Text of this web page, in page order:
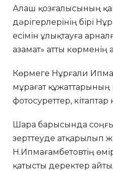
Алаш қозғалысының
дәрігерлерінің бірі
есімін ұлықтауға
азамат» атты
Көрмеге Нұрғали
мұрағат құжаттарының
фотосуреттер,
Шара барысында
зерттеуде атқарылып
Н.Ипмағамбетовтің
қатысты деректер